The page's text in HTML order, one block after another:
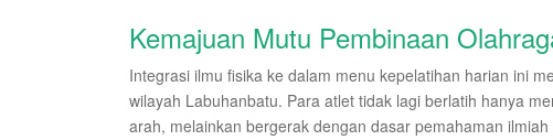
Kemajuan Mutu Pembinaan
Integrasi ilmu fisika ke dalam menu kepelatihan harian ini
wilayah Labuhanbatu. Para atlet tidak lagi berlatih hanya
arah, melainkan bergerak dengan dasar pemahaman